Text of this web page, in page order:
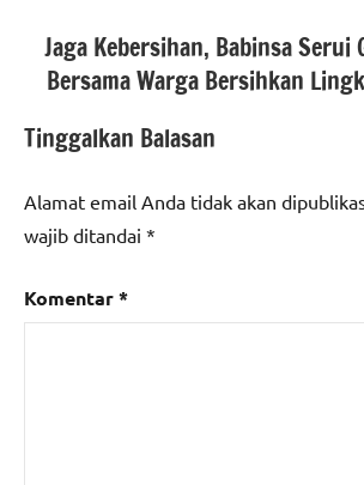
Jaga Kebersihan, Babinsa Serui
Bersama Warga Bersihkan
Tinggalkan Balasan
Alamat email Anda tidak akan
wajib ditandai *
Komentar*